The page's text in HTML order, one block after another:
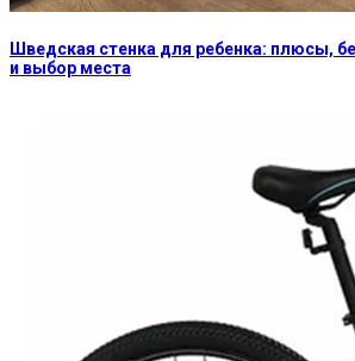
Шведская стенка для ребенка: плюсы,
и выбор места